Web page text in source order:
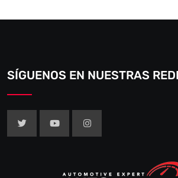
SÍGUENOS EN NUESTRAS